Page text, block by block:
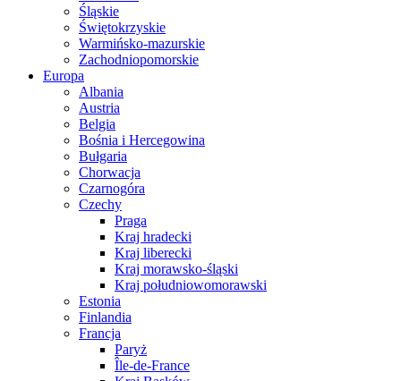
Śląskie
Świętokrzyskie
Warmińsko-mazurskie
Zachodniopomorskie
Europa
Albania
Austria
Belgia
Bośnia i Hercegowina
Bułgaria
Chorwacja
Czarnogóra
Czechy
Praga
Kraj hradecki
Kraj liberecki
Kraj morawsko-śląski
Kraj południowomorawski
Estonia
Finlandia
Francja
Paryż
Île-de-France